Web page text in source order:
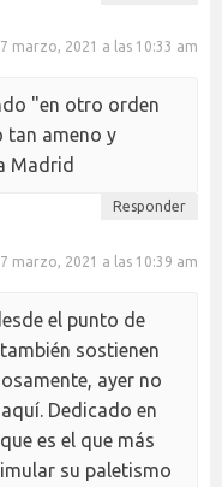
marzo, 2021 a las 10:33 am
"en otro orden
tan ameno y
Madrid
Responder
marzo, 2021 a las 10:39 am
el punto de
sostienen
ayer no
Dedicado en
es el que más
su paletismo